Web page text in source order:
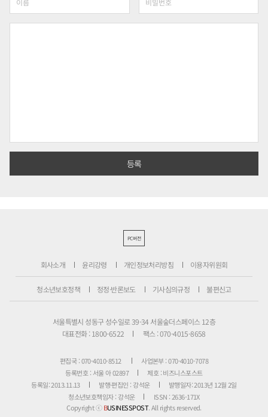
PC버전
회사소개 윤리강령 개인정보처리방침 이용자위원회
청소년보호정책 정정·반론보도 기사심의규정 불편신고
서울특별시 성동구 성수일로 39-34 서울숲더스페이스 12층
대표전화 : 1800-6522
팩스 : 070-4015-8658
편집국 : 070-4010-8512
사업본부 : 070-4010-7078
등록번호 : 서울 아 02897
제호 : 비즈니스포스트
등록일: 2013.11.13
발행·편집인 : 강석운
발행일자: 2013년 12월 2일
청소년보호책임자 : 강석운
ISSN : 2636-171X
Copyright ⓒBUSINESSPOST. All rights reserved.